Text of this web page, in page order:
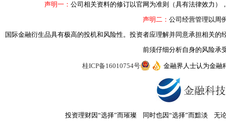
声明一： 公司相关资料的修订以官网为准则（具有法律效力
声明二： 公司经营管理以周
国际金融衍生品具有极高的投机和风险性。投资者应理解并同意承担相关
前须仔细分析自身的风险承
桂ICP备16010754号 金融界人士认为金
投资理财因“选择”而璀璨 同时也因“选择”而黯淡 无